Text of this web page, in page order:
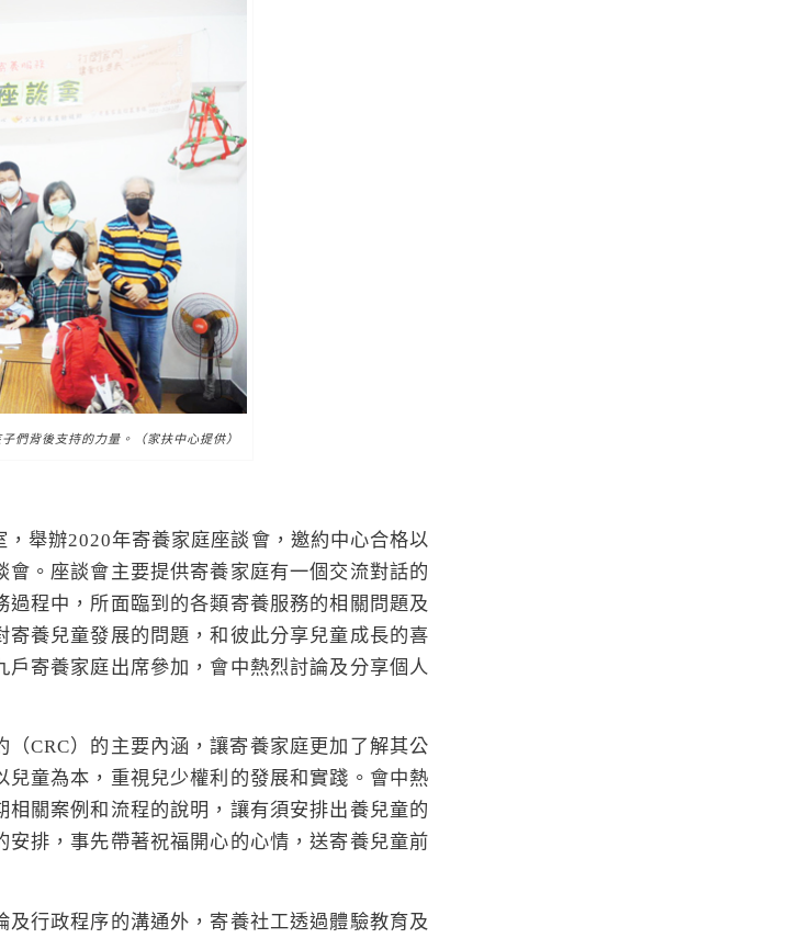
們背後支持的力量。（家扶中心提供）
舉辦2020年寄養家庭座談會，邀約中心合格以
。座談會主要提供寄養家庭有一個交流對話的
程中，所面臨到的各類寄養服務的相關問題及
寄養兒童發展的問題，和彼此分享兒童成長的喜
寄養家庭出席參加，會中熱烈討論及分享個人
CRC）的主要內涵，讓寄養家庭更加了解其公
童為本，重視兒少權利的發展和實踐。會中熱
關案例和流程的說明，讓有須安排出養兒童的
排，事先帶著祝福開心的心情，送寄養兒童前
行政程序的溝通外，寄養社工透過體驗教育及